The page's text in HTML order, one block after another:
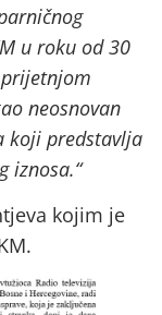
u roku od 30
neosnovan
koji predstavlja
iznosa.“
kojim je